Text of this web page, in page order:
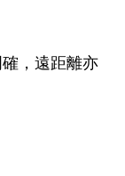
，遠距離亦